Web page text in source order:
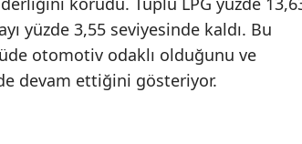
yüzde 3,55 seviyesinde kaldı. Bu
otomotiv odaklı olduğunu ve
devam ettiğini gösteriyor.